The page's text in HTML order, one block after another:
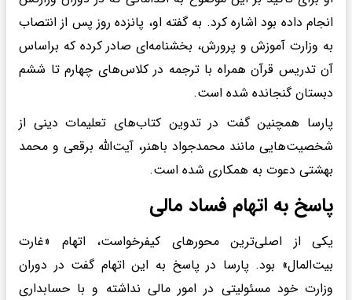
انجام داده بود اشاره کرد. به گفته او، پانزده روز پس از انتصاب
به وزارت آموزش و پرورش، بخشنامه‌ای صادر کرده که براساس
آن تدریس قرآن همراه با ترجمه در کلاس‌های چهارم تا ششم
دبستان گنجانده شده است.
پارسا همچنین گفت در تدوین کتاب‌های تعلیمات دینی از
شخصیت‌هایی مانند محمدجواد باهنر، آیت‌الله برقعی و محمد
بهشتی دعوت به همکاری شده است.
پاسخ به اتهام فساد مالی
یکی از اصلی‌ترین محورهای کیفرخواست، اتهام «غارت
بیت‌المال» بود. پارسا در پاسخ به این اتهام گفت در دوران
وزارت خود مسئولیتی در امور مالی نداشته و با حسابداری